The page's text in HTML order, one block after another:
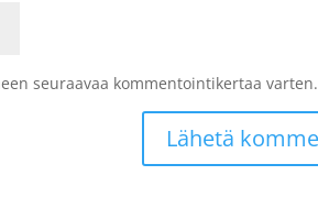
seuraavaa kommentointikertaa varten.